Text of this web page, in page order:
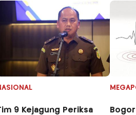
Bogor Diguncang Gempa